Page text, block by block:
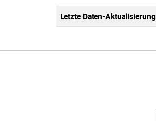
Letzte Daten-Aktualisierung